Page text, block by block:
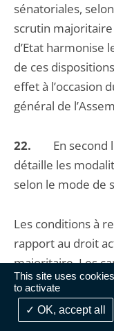
This site uses
to activate
OK, accept all
sénatoriales,
scrutin
d’Etat harmonise
de ces
effet à l’occasion
général de
22. En
détaille les
selon le mode de
Les conditions à
rapport au droit
majoritaire. Les
sont soumis, en
certaines sont
caractéristiques